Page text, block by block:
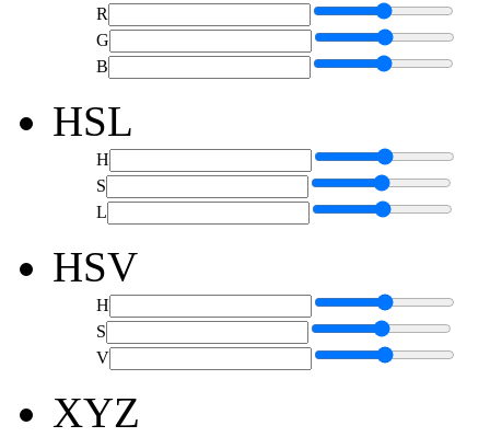
R
G
B
HSL
H
S
L
HSV
H
S
V
XYZ